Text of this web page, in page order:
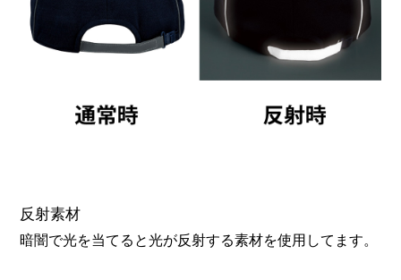
反射素材
暗闇で光を当てると光が反射する素材を使用してます。